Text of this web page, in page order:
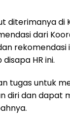
diterimanya di
dari
rekomendasi
HR ini.
tugas untuk
diri dan